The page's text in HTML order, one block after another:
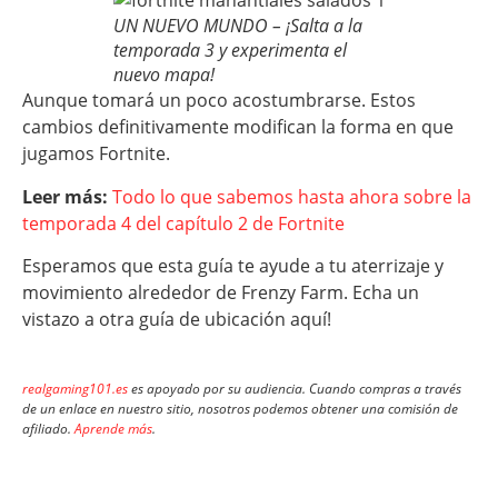
UN NUEVO MUNDO – ¡Salta a la
temporada 3 y experimenta el
nuevo mapa!
Aunque tomará un poco acostumbrarse. Estos
cambios definitivamente modifican la forma en que
jugamos Fortnite.
Leer más: Todo lo que sabemos hasta ahora sobre la
temporada 4 del capítulo 2 de Fortnite
Esperamos que esta guía te ayude a tu aterrizaje y
movimiento alrededor de Frenzy Farm. Echa un
vistazo a otra guía de ubicación aquí!
realgaming101.eses apoyado por su audiencia. Cuando compras a través
de un enlace en nuestro sitio, nosotros podemos obtener una comisión de
afiliado.Aprende más.